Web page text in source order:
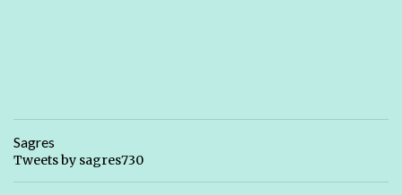
Sagres
Tweets by sagres730